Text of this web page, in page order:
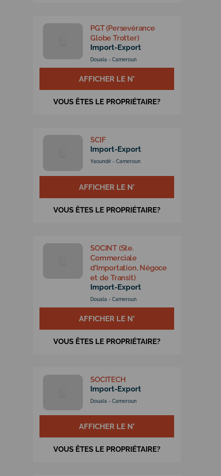
PGT (Persevérance
Globe Trotter)
Import-Export
Douala - Cameroun
AFFICHER LE N°
VOUS ÊTES LE PROPRIÉTAIRE?
SCIF
Import-Export
Yaoundé - Cameroun
AFFICHER LE N°
VOUS ÊTES LE PROPRIÉTAIRE?
SOCINT (Ste.
Commerciale
d’Importation, Négoce
et de Transit)
Import-Export
Douala - Cameroun
AFFICHER LE N°
VOUS ÊTES LE PROPRIÉTAIRE?
SOCITECH
Import-Export
Douala - Cameroun
AFFICHER LE N°
VOUS ÊTES LE PROPRIÉTAIRE?